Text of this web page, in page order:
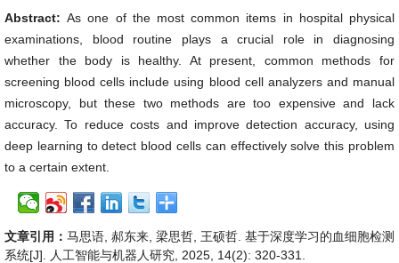
Abstract:As one of the most common items in hospital physical
examinations, blood routine plays a crucial role in diagnosing
whether the body is healthy. At present, common methods for
screening blood cells include using blood cell analyzers and manual
microscopy, but these two methods are too expensive and lack
accuracy. To reduce costs and improve detection accuracy, using
deep learning to detect blood cells can effectively solve this problem
to a certain extent.
文章引用： 马思语, 郝东来, 梁思哲, 王硕哲. 基于深度学习的血细胞检测
系统[J]. 人工智能与机器人研究, 2025, 14(2): 320-331.